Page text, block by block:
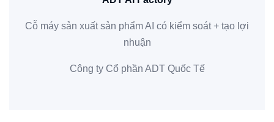
Cỗ máy sản xuất sản phẩm AI có kiểm soát + tạo lợi
nhuận
Công ty Cổ phần ADT Quốc Tế